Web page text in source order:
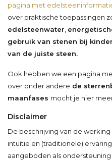
pagina met
over praktische toepassingen
edelsteenwater
gebruik van stenen bij
van de juiste steen.
Ook hebben we een pagina
over onder andere de
maanfases mocht je hier
Disclaimer
De beschrijving van de
intuïtie en (traditionele)
aangeboden als